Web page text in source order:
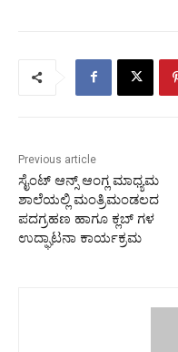
Previous article
ಸೈಂಟ್ ಆನ್ಸ್ ಆಂಗ್ಲ ಮಾಧ್ಯಮ
ಶಾಲೆಯಲ್ಲಿ ಮಂತ್ರಿಮಂಡಲದ
ಪದಗ್ರಹಣ ಹಾಗೂ ಕ್ಲಬ್ ಗಳ
ಉದ್ಘಾಟನಾ ಕಾರ್ಯಕ್ರಮ